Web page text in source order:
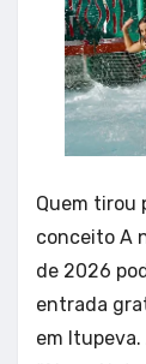
Quem tirou
conceito A
de 2026
entrada
em